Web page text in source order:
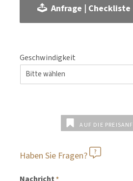
Anfrage | Checkliste
Geschwindigkeit
AUF DIE
Haben Sie Fragen?